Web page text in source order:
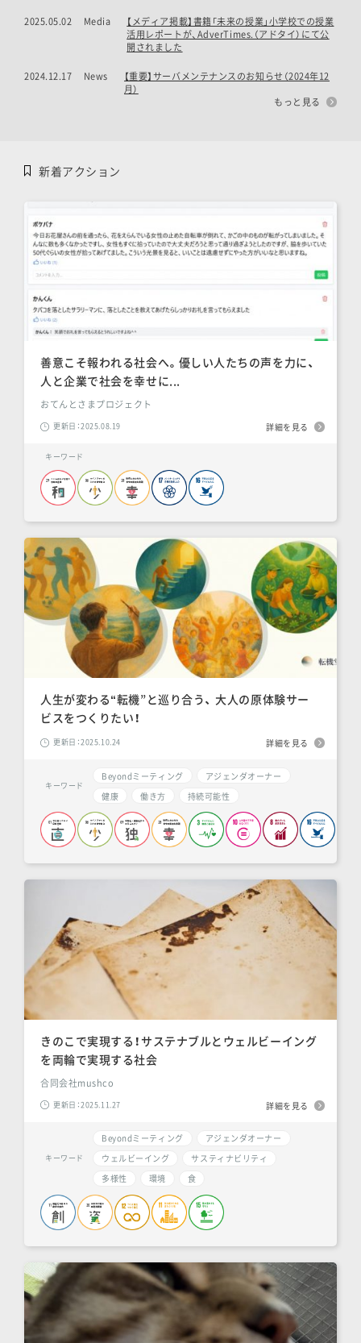
2025.05.02 Media
【メディア掲載】書籍「未来の授業」小学校での授業
活用レポートが、AdverTimes.（アドタイ）にて公
開されました
2024.12.17 News
【重要】サーバメンテナンスのお知らせ（2024年12
月）
もっと見る
新着アクション
善意こそ報われる社会へ。優しい人たちの声を力に、
人と企業で社会を幸せに...
おてんとさまプロジェクト
更新日：2025.08.19 詳細を見る
キーワード
人生が変わる“転機”と巡り合う、 大人の原体験サー
ビスをつくりたい！
更新日：2025.10.24 詳細を見る
キーワード
Beyondミーティング
アジェンダオーナー
健康
働き方 持続可能性
きのこで実現する！サステナブルとウェルビーイング
を両輪で実現する社会
合同会社mushco
更新日：2025.11.27 詳細を見る
キーワード
Beyondミーティング
アジェンダオーナー
ウェルビーイング
サスティナビリティ
多様性
環境 食